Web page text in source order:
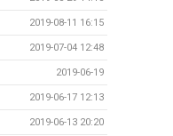
2019-08-11 16:15
2019-07-04 12:48
2019-06-19
2019-06-17 12:13
2019-06-13 20:20